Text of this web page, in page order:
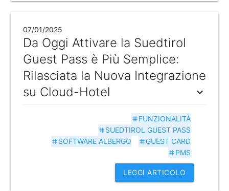
07/01/2025
Da Oggi Attivare la Suedtirol
Guest Pass è Più Semplice:
Rilasciata la Nuova Integrazione
su Cloud-Hotel
expand_more
tag FUNZIONALITÀ
tag SUEDTIROL GUEST PASS
tag GUEST CARD
tag SOFTWARE ALBERGO
tag PMS
LEGGI ARTICOLO